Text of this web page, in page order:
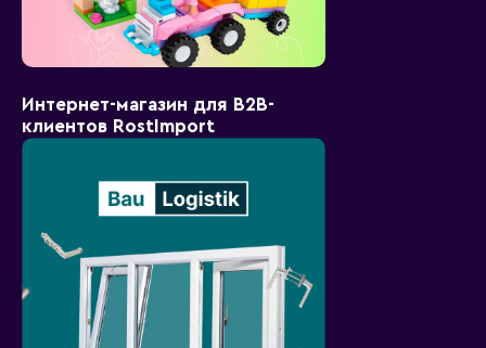
Интернет-магазин для B2B-
клиентов RostImport